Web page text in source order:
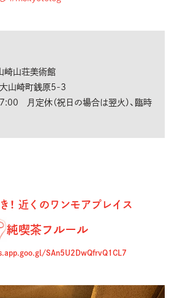
崎山荘美術館
大山崎町銭原5-3
月定休（祝日の場合は翌火）、臨時
！ 近くのワンモアプレイス
純喫茶フルール
SAn5U2DwQfrvQ1CL7